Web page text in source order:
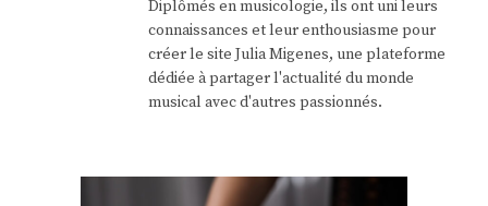
Diplômés en musicologie, ils ont uni leurs
connaissances et leur enthousiasme pour
créer le site Julia Migenes, une plateforme
dédiée à partager l'actualité du monde
musical avec d'autres passionnés.